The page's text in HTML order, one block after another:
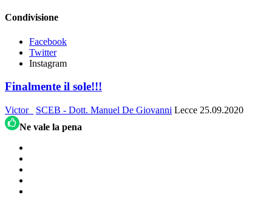
Condivisione
Facebook
Twitter
Instagram
Finalmente il sole!!!
Victor_ SCEB - Dott. Manuel De Giovanni Lecce 25.09.2020
Ne vale la pena